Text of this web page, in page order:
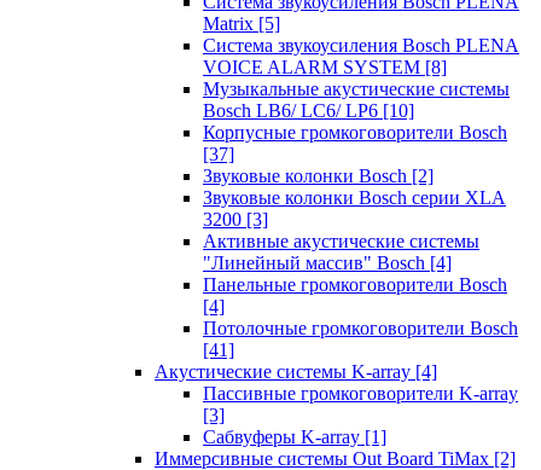
Matrix [5]
Система звукоусиления Bosch PLENA
VOICE ALARM SYSTEM [8]
Музыкальные акустические системы
Bosch LB6/ LC6/ LP6 [10]
Корпусные громкоговорители Bosch
[37]
Звуковые колонки Bosch [2]
Звуковые колонки Bosch серии XLA
3200 [3]
Активные акустические системы
"Линейный массив" Bosch [4]
Панельные громкоговорители Bosch
[4]
Потолочные громкоговорители Bosch
[41]
Акустические системы K-array [4]
Пассивные громкоговорители K-array
[3]
Сабвуферы K-array [1]
Иммерсивные системы Out Board TiMax [2]